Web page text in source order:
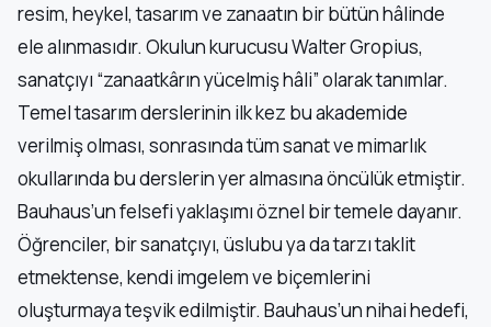
resim, heykel, tasarım ve zanaatın bir bütün hâlinde
ele alınmasıdır. Okulun kurucusu Walter Gropius,
sanatçıyı “zanaatkârın yücelmiş hâli” olarak tanımlar.
Temel tasarım derslerinin ilk kez bu akademide
verilmiş olması, sonrasında tüm sanat ve mimarlık
okullarında bu derslerin yer almasına öncülük etmiştir.
Bauhaus’un felsefi yaklaşımı öznel bir temele dayanır.
Öğrenciler, bir sanatçıyı, üslubu ya da tarzı taklit
etmektense, kendi imgelem ve biçemlerini
oluşturmaya teşvik edilmiştir. Bauhaus’un nihai hedefi,